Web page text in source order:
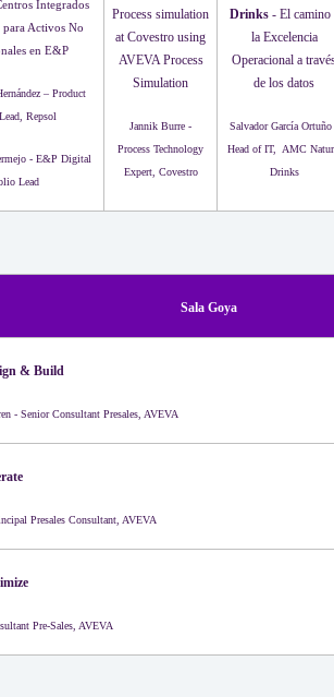
Integrados
para Activos No
en E&P
– Product
Repsol
- E&P Digital
Lead
Process simulation
at Covestro using
AVEVA Process
Simulation
Jannik Burre -
Process Technology
Expert, Covestro
Drinks- El camino
la Excelencia
Operacional a
de los datos
Salvador García Ortuño
Head of IT, AMC
Drinks
Sala Goya
& Build
- Senior Consultant Presales, AVEVA
Presales Consultant, AVEVA
Pre-Sales​, AVEVA